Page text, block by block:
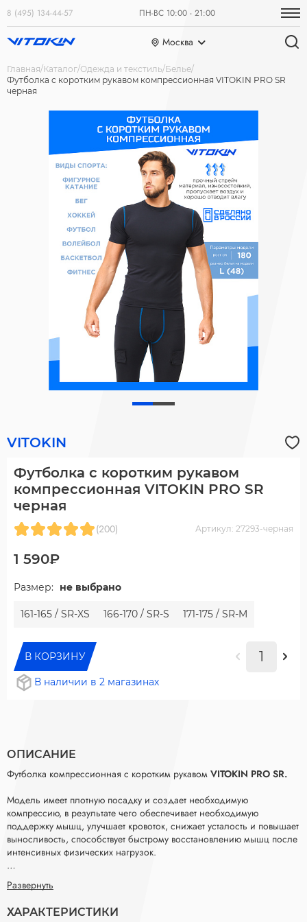
8 (495) 134-44-57 ПН-ВС 10:00 - 21:00
Москва
Главная Каталог Одежда и текстиль Белье
Футболка с коротким рукавом компрессионная VITOKIN PRO SR
черная
VITOKIN
Футболка с коротким рукавом
компрессионная VITOKIN PRO SR
черная
(200) Артикул: 27293-черная
1 590₽
Размер: не выбрано
161-165 / SR-XS 166-170 / SR-S 171-175 / SR-M
В КОРЗИНУ
В наличии в 2 магазинах
ОПИСАНИЕ
Футболка компрессионная с коротким рукавом VITOKIN PRO SR.
Модель имеет плотную посадку и создает необходимую
компрессию, в результате чего обеспечивает необходимую
поддержку мышц, улучшает кровоток, снижает усталость и повышает
выносливость, способствует быстрому восстановлению мышц после
интенсивных физических нагрузок.
которая отлично отводит влагу с кожи, и придает изделию высокие
материал хорошо держит форму и не деформируется.
Развернуть
ХАРАКТЕРИСТИКИ